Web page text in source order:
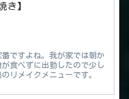
き】
ですよね。我が家では朝か
食べずに出勤したので少し
リメイクメニューです。